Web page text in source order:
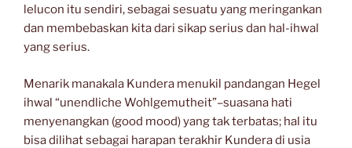
lelucon itu sendiri, sebagai sesuatu yang meringankan
dan membebaskan kita dari sikap serius dan hal-ihwal
yang serius.
Menarik manakala Kundera menukil pandangan Hegel
ihwal “unendliche Wohlgemutheit”–suasana hati
menyenangkan (good mood) yang tak terbatas; hal itu
bisa dilihat sebagai harapan terakhir Kundera di usia